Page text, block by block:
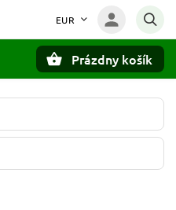
EUR
Prázdny košík